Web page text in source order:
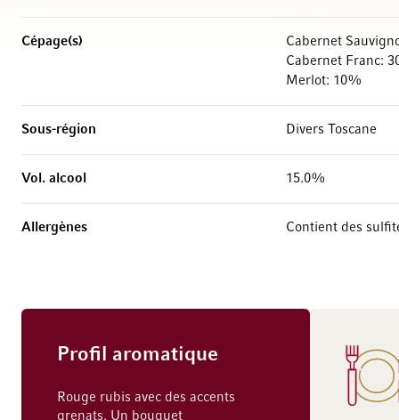
Cépage(s)
Cabernet
Cabernet Franc:
Merlot: 10%
Sous-région Divers Toscane
Vol. alcool 15.0%
Allergènes Contient des
Profil aromatique
Rouge rubis avec des accents
grenats. Un bouquet